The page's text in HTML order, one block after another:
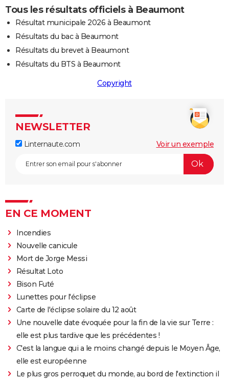
Tous les résultats officiels à Beaumont
Résultat municipale 2026 à Beaumont
Résultats du bac à Beaumont
Résultats du brevet à Beaumont
Résultats du BTS à Beaumont
Copyright
NEWSLETTER
Linternaute.com Voir un exemple
EN CE MOMENT
Incendies
Nouvelle canicule
Mort de Jorge Messi
Résultat Loto
Bison Futé
Lunettes pour l'éclipse
Carte de l'éclipse solaire du 12 août
Une nouvelle date évoquée pour la fin de la vie sur Terre :
elle est plus tardive que les précédentes !
C'est la langue qui a le moins changé depuis le Moyen Âge,
elle est européenne
Le plus gros perroquet du monde, au bord de l'extinction il